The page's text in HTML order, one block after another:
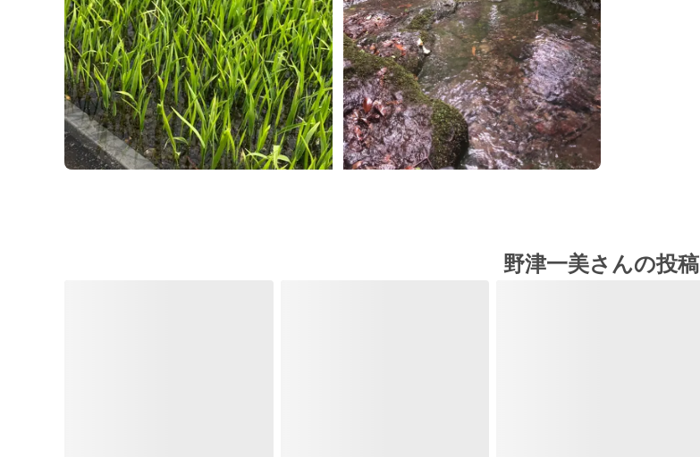
野津一美さんの投稿